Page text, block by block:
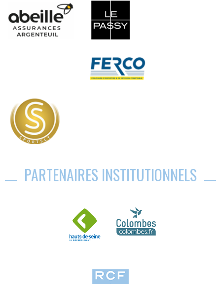
PARTENAIRES INSTITUTIONNELS